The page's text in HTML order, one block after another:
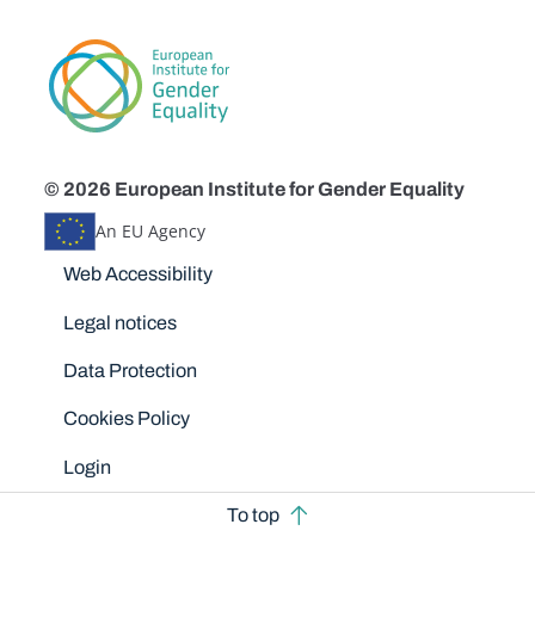
© 2026 European Institute for Gender Equality
An EU Agency
Disclaimers
Web Accessibility
Legal notices
Data Protection
Cookies Policy
Login
To top